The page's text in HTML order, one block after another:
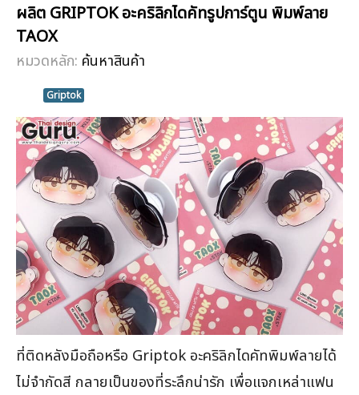
ผลิต GRIPTOK อะคริลิกไดคัทรูปการ์ตูน พิมพ์ลาย
TAOX
หมวดหลัก: ค้นหาสินค้า
Griptok
ที่ติดหลังมือถือหรือ Griptok อะคริลิกไดคัทพิมพ์ลายได้
ไม่จำกัดสี กลายเป็นของที่ระลึกน่ารัก เพื่อแจกเหล่าแฟน